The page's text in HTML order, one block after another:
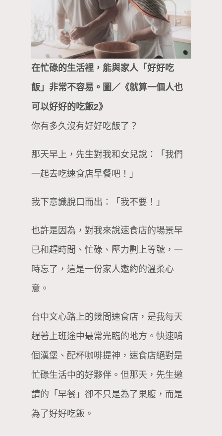
在忙碌的生活裡，能與家人「好好吃
飯」非常不容易。圖／《就算一個人也
可以好好的吃飯2》
你有多久沒有好好吃飯了？
那天早上，先生對我和女兒說：「我們
一起去吃速食店早餐吧！」
我下意識脫口而出：「我不要！」
也許是因為，對我來說速食店的場景早
已和趕時間、忙碌、壓力劃上等號，一
時忘了，這是一份家人邀約的溫柔心
意。
台中文心路上的幾間速食店，是我每天
趕著上班途中最常光臨的地方。快速啃
個漢堡、配杯咖啡提神，速食店絕對是
忙碌生活中的好夥伴。但那天，先生邀
請的「早餐」卻不只是為了果腹，而是
為了好好吃飯。